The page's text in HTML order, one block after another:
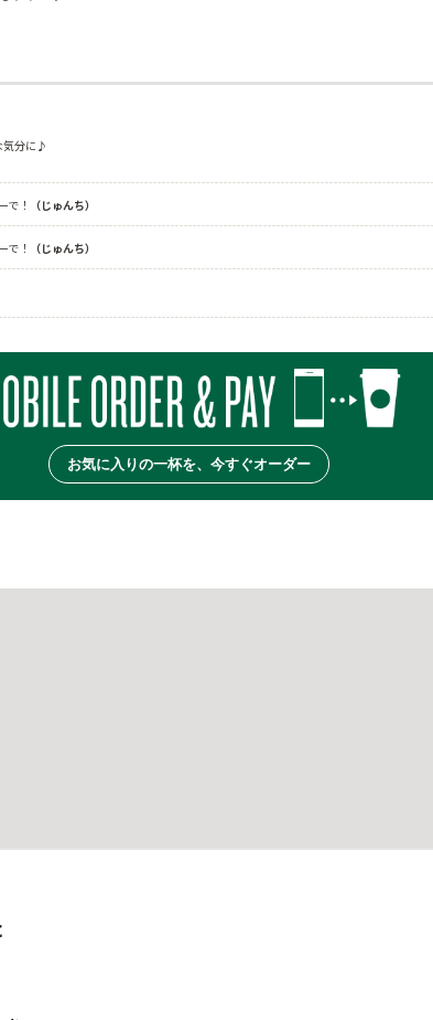
気分に♪
で！ （じゅんち）
で！ （じゅんち）
お気に入りの一杯を、今すぐオーダー